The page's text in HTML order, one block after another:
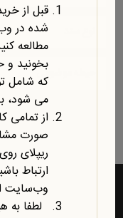
حیطه موضوعی
نمایش یک نتیجه
قبل از
شده در
مطالعه
بخونید و
که شامل
می شود،
از تمامی
صورت
ریپلای
ارتباط
وب‌سایت
لطفا